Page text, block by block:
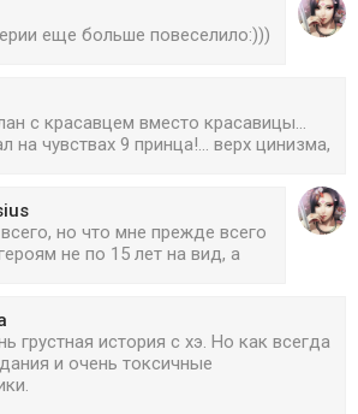
еще больше повеселило:)))
с красавцем вместо красавицы...
на чувствах 9 принца!... верх цинизма,
но что мне прежде всего
не по 15 лет на вид, а
грустная история с хэ. Но как всегда
и очень токсичные